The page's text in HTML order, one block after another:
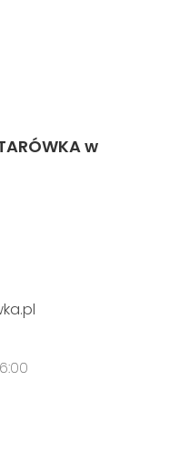
w